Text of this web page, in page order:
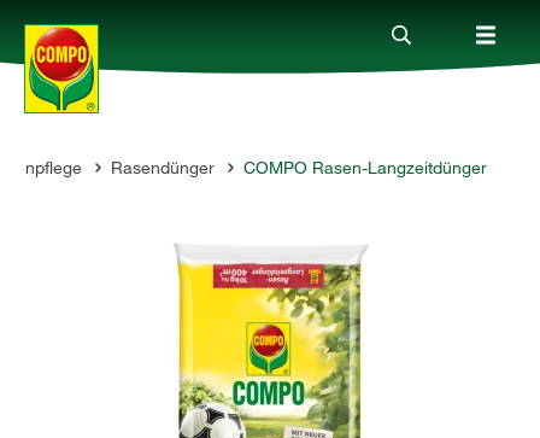
Produkte Rasendünger COMPO Rasen-Langzeitdünger